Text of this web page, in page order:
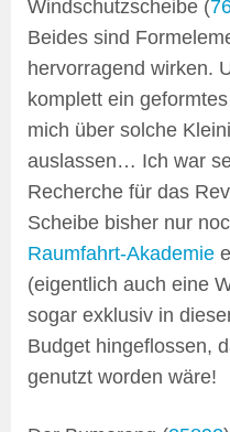
Windschutzscheibe (
Beides sind
hervorragend wirken.
komplett ein
mich über solche
auslassen… Ich war
Recherche für das
Scheibe bisher nur
Raumfahrt-Akademie
(eigentlich auch eine
sogar exklusiv in
Budget hingeflossen,
genutzt worden wäre!